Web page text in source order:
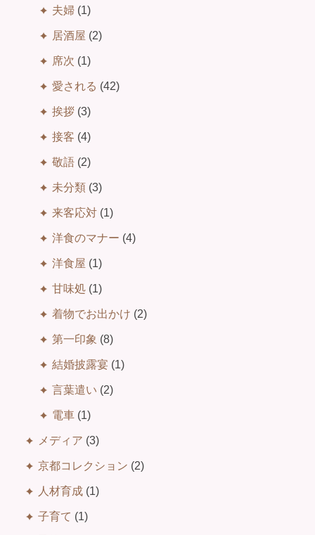
夫婦 (1)
居酒屋 (2)
席次 (1)
愛される (42)
挨拶 (3)
接客 (4)
敬語 (2)
未分類 (3)
来客応対 (1)
洋食のマナー (4)
洋食屋 (1)
甘味処 (1)
着物でお出かけ (2)
第一印象 (8)
結婚披露宴 (1)
言葉遣い (2)
電車 (1)
メディア (3)
京都コレクション (2)
人材育成 (1)
子育て (1)